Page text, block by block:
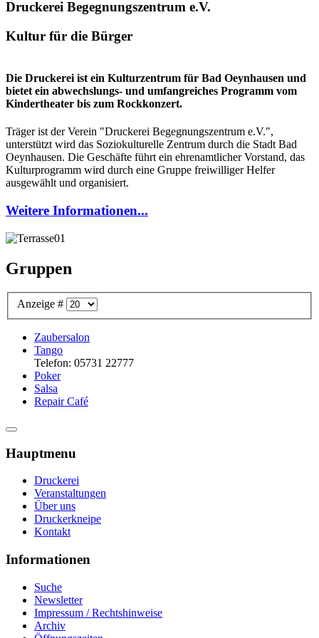
Druckerei Begegnungszentrum e.V.
Kultur für die Bürger
Die Druckerei ist ein Kulturzentrum für Bad Oeynhausen und
bietet ein abwechslungs- und umfangreiches Programm vom
Kindertheater bis zum Rockkonzert.
Träger ist der Verein "Druckerei Begegnungszentrum e.V.",
unterstützt wird das Soziokulturelle Zentrum durch die Stadt Bad
Oeynhausen. Die Geschäfte führt ein ehrenamtlicher Vorstand, das
Kulturprogramm wird durch eine Gruppe freiwilliger Helfer
ausgewählt und organisiert.
Weitere Informationen...
Gruppen
Anzeige #
Zaubersalon
Tango
Telefon: 05731 22777
Poker
Salsa
Repair Café
Hauptmenu
Druckerei
Veranstaltungen
Über uns
Druckerkneipe
Kontakt
Informationen
Suche
Newsletter
Impressum / Rechtshinweise
Archiv